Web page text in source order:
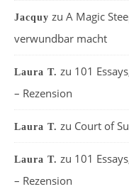
Jacquy zu A Magic
verwundbar macht
Laura T. zu 101
– Rezension
Laura T. zu Court of
Laura T. zu 101
– Rezension